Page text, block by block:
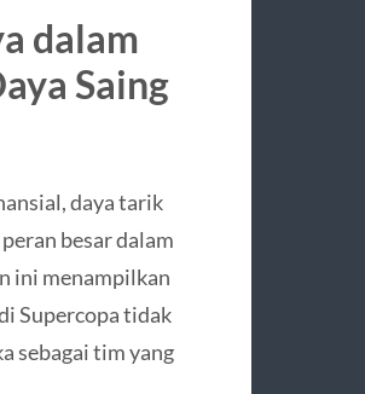
dalam
Saing
daya tarik
besar dalam
ini menampilkan
Supercopa tidak
sebagai tim yang